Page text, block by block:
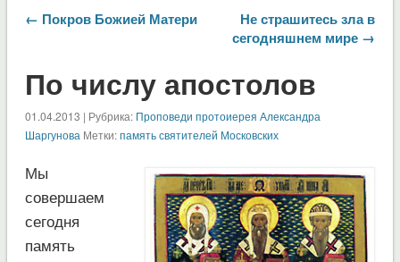
← Покров Божией Матери
Не страшитесь зла в
сегодняшнем мире →
По числу апостолов
01.04.2013 | Рубрика: Проповеди протоиерея Александра
Шаргунова Метки:память святителей Московских
Мы
совершаем
сегодня
память